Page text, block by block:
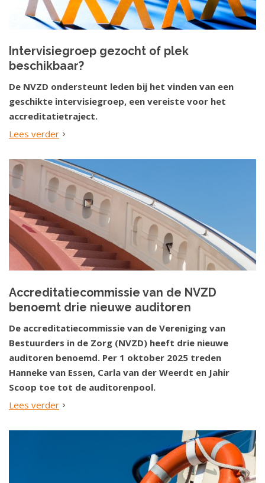
Intervisiegroep gezocht of plek
beschikbaar?
De NVZD ondersteunt leden bij het vinden van een
geschikte intervisiegroep, een vereiste voor het
accreditatietraject.
Lees verder
Accreditatiecommissie van de NVZD
benoemt drie nieuwe auditoren
De accreditatiecommissie van de Vereniging van
Bestuurders in de Zorg (NVZD) heeft drie nieuwe
auditoren benoemd. Per 1 oktober 2025 treden
Hanneke van Essen, Carla van der Weerdt en Jahir
Scoop toe tot de auditorenpool.
Lees verder